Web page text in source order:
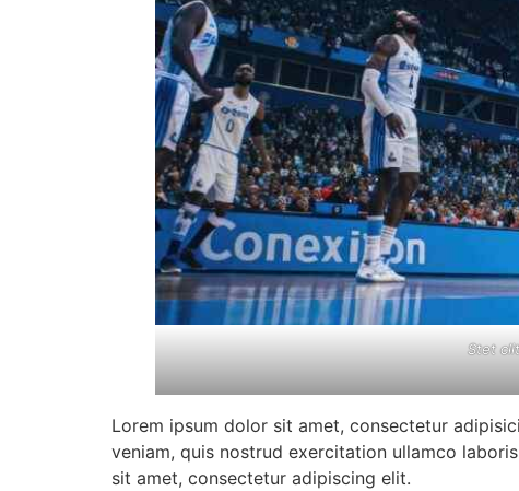
Stet
Lorem ipsum dolor sit amet, consectetur
veniam, quis nostrud exercitation ullamco
sit amet, consectetur adipiscing elit.